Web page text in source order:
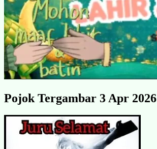
Pojok Tergambar 3 Apr 2026